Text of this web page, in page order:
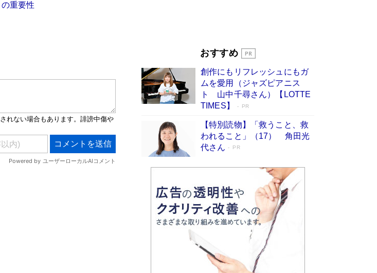
の重要性
占 上半期1位にも選出［新書ベストセラー］
Book Bang
おすすめ
創作にもリフレッシュにもガ
ムを愛用（ジャズピアニス
ト 山中千尋さん）【LOTTE
TIMES】
PR
【特別読物】「救うこと、救
われること」（17） 角田光
代さん
PR